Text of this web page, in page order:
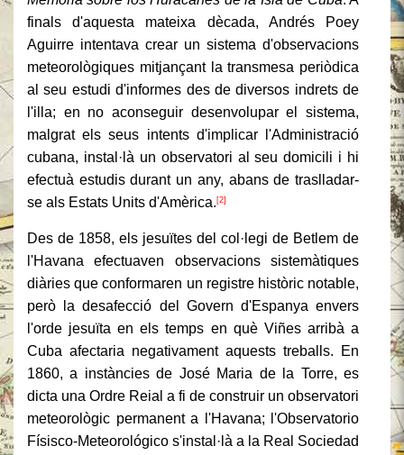
finals d'aquesta mateixa dècada, Andrés Poey
Aguirre intentava crear un sistema d'observacions
meteorològiques mitjançant la transmesa periòdica
al seu estudi d'informes des de diversos indrets de
l'illa; en no aconseguir desenvolupar el sistema,
malgrat els seus intents d'implicar l'Administració
cubana, instal·là un observatori al seu domicili i hi
efectuà estudis durant un any, abans de traslladar-
se als Estats Units d'Amèrica. [2]
Des de 1858, els jesuïtes del col·legi de Betlem de
l'Havana efectuaven observacions sistemàtiques
diàries que conformaren un registre històric notable,
però la desafecció del Govern d'Espanya envers
l'orde jesuïta en els temps en què Viñes arribà a
Cuba afectaria negativament aquests treballs. En
1860, a instàncies de José Maria de la Torre, es
dicta una Ordre Reial a fi de construir un observatori
meteorològic permanent a l'Havana; l'Observatorio
Físisco-Meteorológico s'instal·là a la Real Sociedad